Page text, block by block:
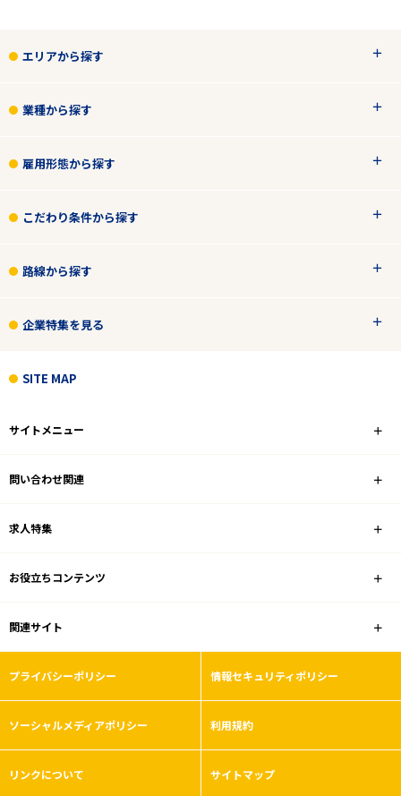
エリアから探す
業種から探す
雇用形態から探す
こだわり条件から探す
路線から探す
企業特集を見る
SITE MAP
サイトメニュー
問い合わせ関連
求人特集
お役立ちコンテンツ
関連サイト
プライバシーポリシー 情報セキュリティポリシー
ソーシャルメディアポリシー 利用規約
リンクについて サイトマップ